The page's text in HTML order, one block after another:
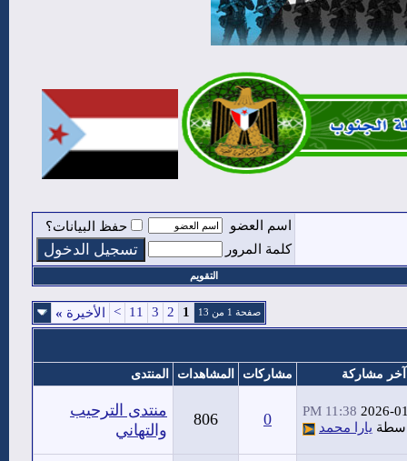
اسم العضو
حفظ البيانات؟
كلمة المرور
التقويم
صفحة 1 من 13 1
2
3
11
> الأخيرة »
آخر مشاركة مشاركات المشاهدات المنتدى
2026-
11:38 PM
يارا محمد 0
806
منتدى الترحيب
والتهاني